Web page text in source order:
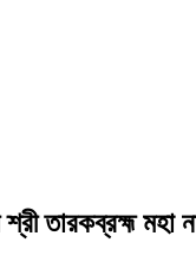
তারকব্রহ্ম মহা